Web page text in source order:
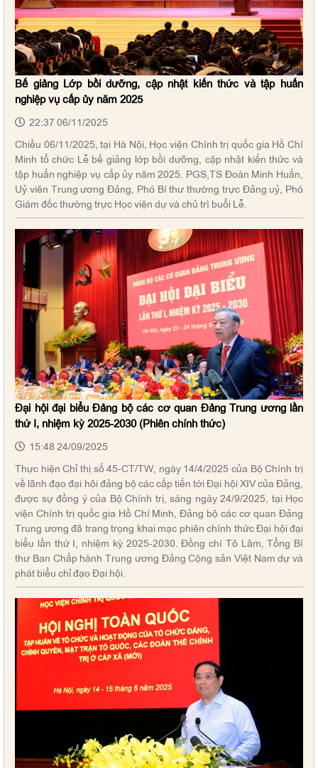
Bế giảng Lớp bồi dưỡng, cập nhật kiến thức và tập huấn
nghiệp vụ cấp ủy năm 2025
22:37 06/11/2025
Chiều 06/11/2025, tại Hà Nội, Học viện Chính trị quốc gia Hồ Chí
Minh tổ chức Lễ bế giảng lớp bồi dưỡng, cập nhật kiến thức và
tập huấn nghiệp vụ cấp ủy năm 2025. PGS,TS Đoàn Minh Huấn,
Uỷ viên Trung ương Đảng, Phó Bí thư thường trực Đảng uỷ, Phó
Giám đốc thường trực Học viện dự và chủ trì buổi Lễ.
Đại hội đại biểu Đảng bộ các cơ quan Đảng Trung ương lần
thứ I, nhiệm kỳ 2025-2030 (Phiên chính thức)
15:48 24/09/2025
Thực hiện Chỉ thị số 45-CT/TW, ngày 14/4/2025 của Bộ Chính trị
về lãnh đạo đại hội đảng bộ các cấp tiến tới Đại hội XIV của Đảng,
được sự đồng ý của Bộ Chính trị, sáng ngày 24/9/2025, tại Học
viện Chính trị quốc gia Hồ Chí Minh, Đảng bộ các cơ quan Đảng
Trung ương đã trang trọng khai mạc phiên chính thức Đại hội đại
biểu lần thứ I, nhiệm kỳ 2025-2030. Đồng chí Tô Lâm, Tổng Bí
thư Ban Chấp hành Trung ương Đảng Cộng sản Việt Nam dự và
phát biểu chỉ đạo Đại hội.